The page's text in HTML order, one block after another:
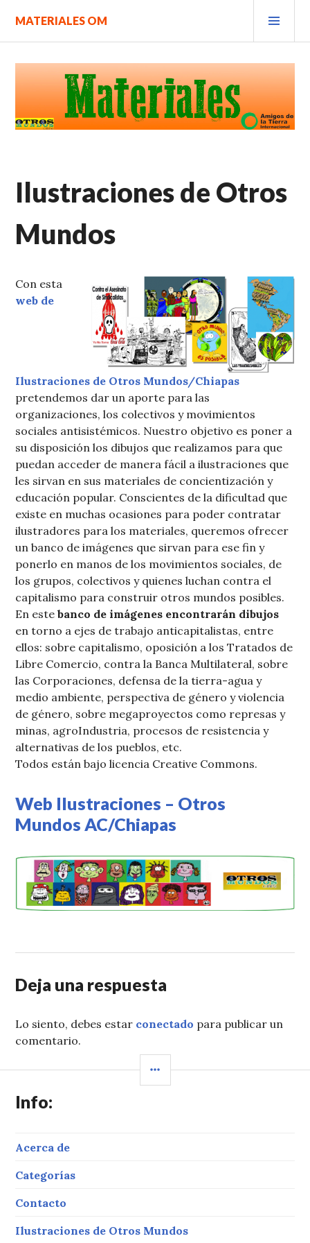
contenido.
MATERIALES OM
Ilustraciones de Otros
Mundos
Con esta
web de
Ilustraciones de Otros Mundos/Chiapas
pretendemos dar un aporte para las
organizaciones, los colectivos y movimientos
sociales antisistémicos. Nuestro objetivo es poner a
su disposición los dibujos que realizamos para que
puedan acceder de manera fácil a ilustraciones que
les sirvan en sus materiales de concientización y
educación popular. Conscientes de la dificultad que
existe en muchas ocasiones para poder contratar
ilustradores para los materiales, queremos ofrecer
un banco de imágenes que sirvan para ese fin y
ponerlo en manos de los movimientos sociales, de
los grupos, colectivos y quienes luchan contra el
capitalismo para construir otros mundos posibles.
En estebanco de imágenes encontrarán dibujos
en torno a ejes de trabajo anticapitalistas, entre
ellos: sobre capitalismo, oposición a los Tratados de
Libre Comercio, contra la Banca Multilateral, sobre
las Corporaciones, defensa de la tierra-agua y
medio ambiente, perspectiva de género y violencia
de género, sobre megaproyectos como represas y
minas, agroIndustria, procesos de resistencia y
alternativas de los pueblos, etc.
Todos están bajo licencia Creative Commons.
Web Ilustraciones – Otros
Mundos AC/Chiapas
Deja una respuesta
Lo siento, debes estar conectado para publicar un
comentario.
LATERAL
Info:
Acerca de
Categorías
Contacto
Ilustraciones de Otros Mundos